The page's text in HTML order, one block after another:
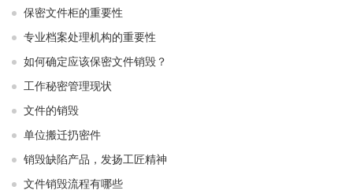
保密文件柜的重要性
专业档案处理机构的重要性
如何确定应该保密文件销毁？
工作秘密管理现状
文件的销毁
单位搬迁扔密件
销毁缺陷产品，发扬工匠精神
文件销毁流程有哪些